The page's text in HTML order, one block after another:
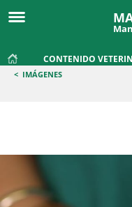
CONTENIDO
< IMÁGENES